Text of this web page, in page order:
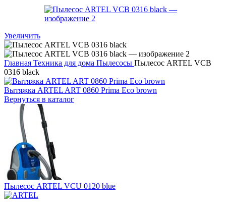
Увеличить
Главная Техника для дома Пылесосы Пылесос ARTEL VCB
0316 black
Вытяжка ARTEL ART 0860 Prima Eco brown
Вернуться в каталог
Пылесос ARTEL VCU 0120 blue